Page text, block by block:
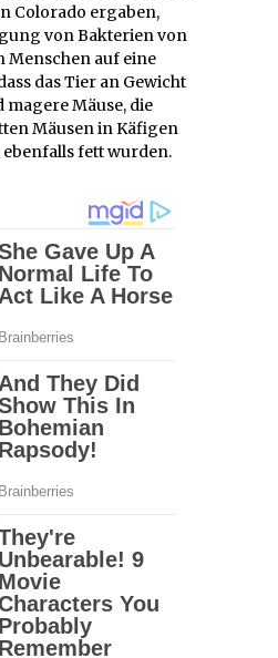
Colorado ergaben,
von Bakterien von
Menschen auf eine
das Tier an Gewicht
Mäuse, die
Mäusen in Käfigen
fett wurden.